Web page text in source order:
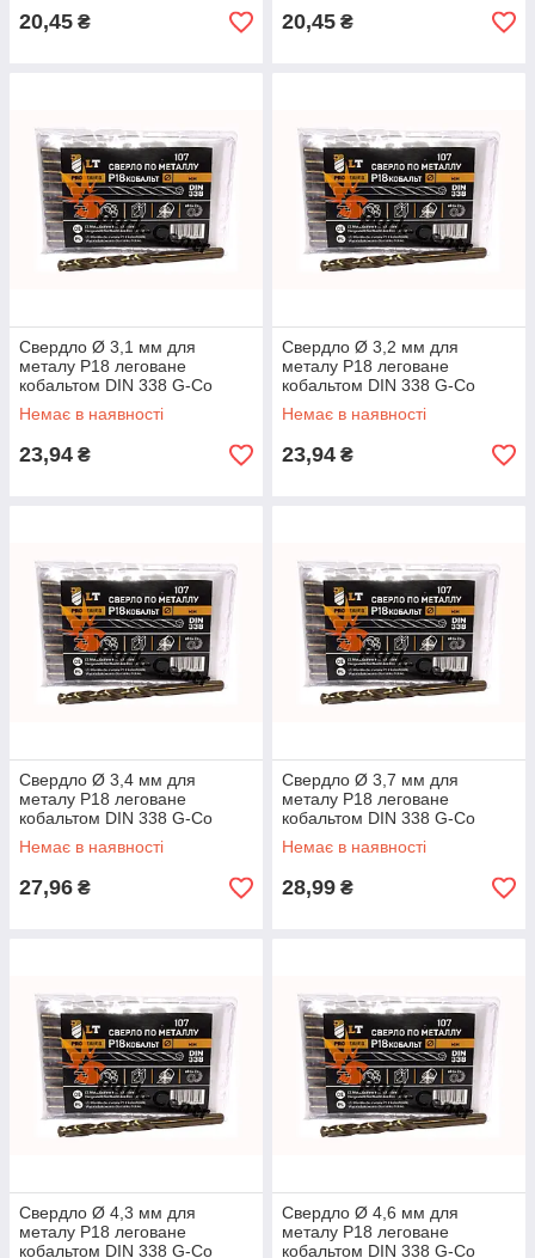
20,45 ₴ 20,45 ₴
Свердло Ø 3,1 мм для
металу P18 леговане
кобальтом DIN 338 G-Co
Немає в наявності
23,94 ₴
Свердло Ø 3,2 мм для
металу P18 леговане
кобальтом DIN 338 G-Co
Немає в наявності
23,94 ₴
Свердло Ø 3,4 мм для
металу P18 леговане
кобальтом DIN 338 G-Co
Немає в наявності
27,96 ₴
Свердло Ø 3,7 мм для
металу P18 леговане
кобальтом DIN 338 G-Co
Немає в наявності
28,99 ₴
Свердло Ø 4,3 мм для
металу P18 леговане
кобальтом DIN 338 G-Co
Свердло Ø 4,6 мм для
металу P18 леговане
кобальтом DIN 338 G-Co